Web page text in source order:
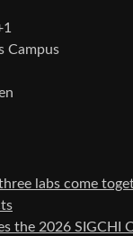
Campus
labs come
the 2026 SIGCHI